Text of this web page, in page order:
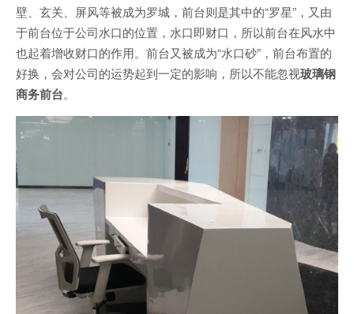
壁、玄关、屏风等被成为罗城，前台则是其中的“罗星”，又由
于前台位于公司水口的位置，水口即财口，所以前台在风水中
也起着增收财口的作用。前台又被成为“水口砂”，前台布置的
好换，会对公司的运势起到一定的影响，所以不能忽视玻璃钢
商务前台。